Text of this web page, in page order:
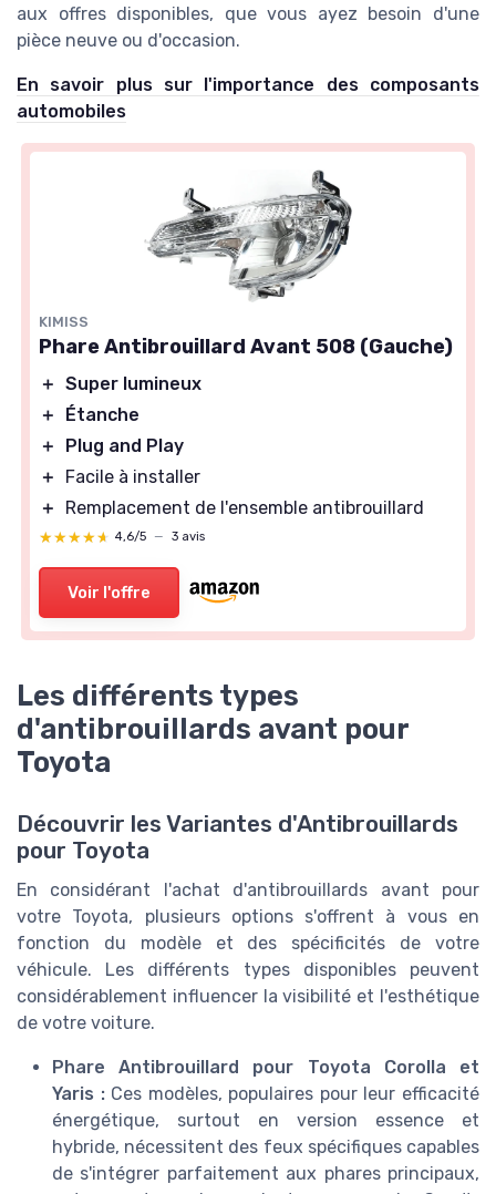
aux offres disponibles, que vous ayez besoin d'une
pièce neuve ou d'occasion.
En savoir plus sur l'importance des composants
automobiles
KIMISS
Phare Antibrouillard Avant 508 (Gauche)
＋ Super lumineux
＋
Étanche
＋
Plug and Play
＋
Facile à installer
＋
Remplacement de l'ensemble antibrouillard
★★★★★
★★★★★ 4,6/5 — 3 avis
Voir l'offre
Les différents types
d'antibrouillards avant pour
Toyota
Découvrir les Variantes d'Antibrouillards
pour Toyota
En considérant l'achat d'antibrouillards avant pour
votre Toyota, plusieurs options s'offrent à vous en
fonction du modèle et des spécificités de votre
véhicule. Les différents types disponibles peuvent
considérablement influencer la visibilité et l'esthétique
de votre voiture.
Phare Antibrouillard pour Toyota Corolla et
Yaris :Ces modèles, populaires pour leur efficacité
énergétique, surtout en version essence et
hybride, nécessitent des feux spécifiques capables
de s'intégrer parfaitement aux phares principaux,